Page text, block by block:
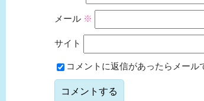
メール ※
サイト
コメントに返信があったらメール